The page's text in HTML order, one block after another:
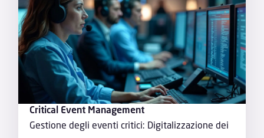
Critical Event Management
Gestione degli eventi critici: Digitalizzazione dei